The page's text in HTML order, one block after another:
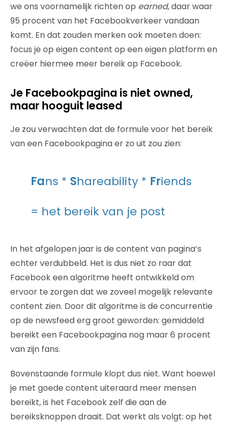
we ons voornamelijk richten op earned, daar waar
95 procent van het Facebookverkeer vandaan
komt. En dat zouden merken ook moeten doen:
focus je op eigen content op een eigen platform en
creëer hiermee meer bereik op Facebook.
Je Facebookpagina is niet owned,
maar hooguit leased
Je zou verwachten dat de formule voor het bereik
van een Facebookpagina er zo uit zou zien:
Fans * Shareability * Friends
= het bereik van je post
In het afgelopen jaar is de content van pagina’s
echter verdubbeld. Het is dus niet zo raar dat
Facebook een algoritme heeft ontwikkeld om
ervoor te zorgen dat we zoveel mogelijk relevante
content zien. Door dit algoritme is de concurrentie
op de newsfeed erg groot geworden: gemiddeld
bereikt een Facebookpagina nog maar 6 procent
van zijn fans.
Bovenstaande formule klopt dus niet. Want hoewel
je met goede content uiteraard meer mensen
bereikt, is het Facebook zelf die aan de
bereiksknoppen draait. Dat werkt als volgt: op het